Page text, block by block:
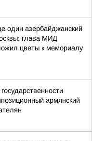
один азербайджанский
глава МИД
цветы к мемориалу
армянский